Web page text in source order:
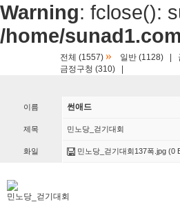
Warning: fclose():
/home/
전체 (1557) » 일반 (1128)
금정구청 (310)
이름 썬애드
제목 민노당_걷기대회
화일 민노당_걷기대회137폭.jpg (0
민노당_걷기대회